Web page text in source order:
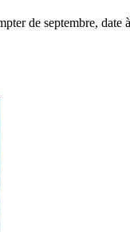
de septembre, date